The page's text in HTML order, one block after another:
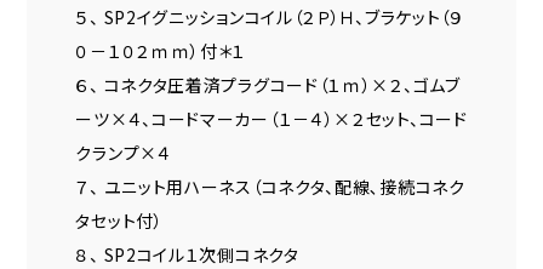
５、 SP2イグニッションコイル（２Ｐ）Ｈ、ブラケット（９
０－１０２ｍｍ）付＊１
６、 コネクタ圧着済プラグコード（１ｍ）×２、ゴムブ
ーツ×４、コードマーカー（１－４）×２セット、コード
クランプ×４
７、 ユニット用ハーネス（コネクタ、配線､接続コネク
タセット付）
８、 SP2コイル１次側コネクタ